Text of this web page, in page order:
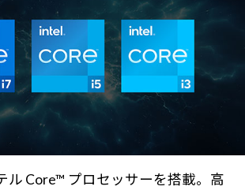
ル Core™ プロセッサーを搭載。高